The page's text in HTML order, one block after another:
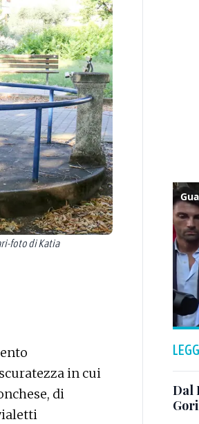
foto di Katia
in cui
di
Dal